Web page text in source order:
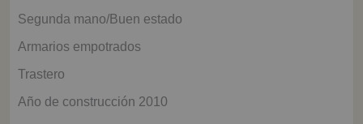
Segunda mano/Buen estado
Armarios empotrados
Trastero
Año de construcción 2010